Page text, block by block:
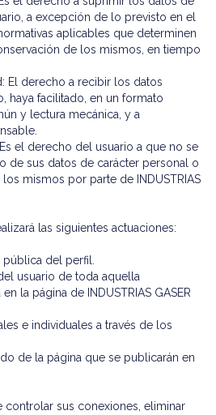
a excepción de lo previsto en el
aplicables que determinen
de los mismos, en tiempo
El derecho a recibir los datos
haya facilitado, en un formato
y lectura mecánica, y a
el derecho del usuario a que no se
de sus datos de carácter personal o
mismos por parte de INDUSTRIAS
las siguientes actuaciones:
del perfil.
usuario de toda aquella
la página de INDUSTRIAS GASER
e individuales a través de los
de la página que se publicarán en
controlar sus conexiones, eliminar